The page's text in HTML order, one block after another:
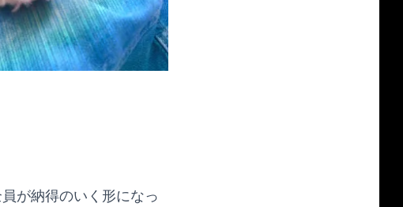
が納得のいく形になっ